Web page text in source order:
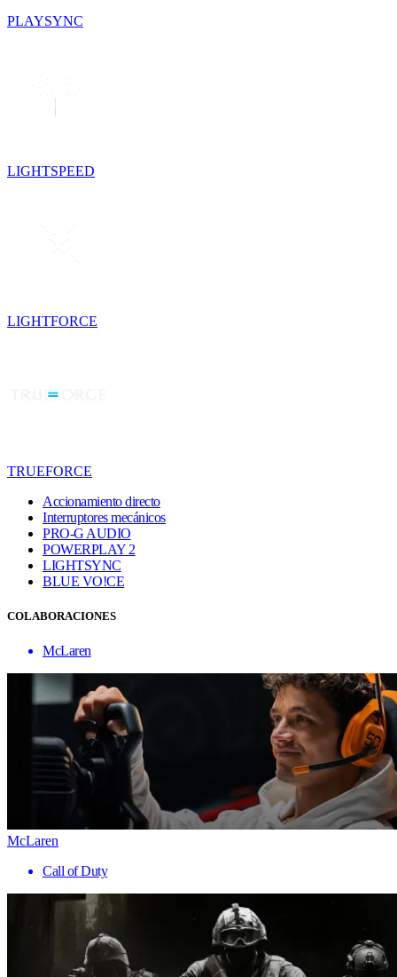
PLAYSYNC
LIGHTSPEED
LIGHTFORCE
TRUEFORCE
Accionamiento directo
Interruptores mecánicos
PRO-G AUDIO
POWERPLAY 2
LIGHTSYNC
BLUE VO!CE
COLABORACIONES
McLaren
McLaren
Call of Duty